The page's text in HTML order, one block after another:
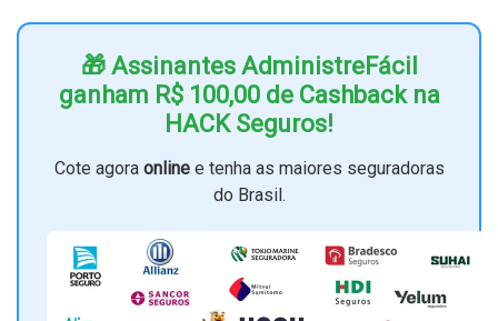
🎁 Assinantes AdministreFácil
ganham R$ 100,00 de Cashback na
HACK Seguros!
Cote agora onlinee tenha as maiores seguradoras
do Brasil.